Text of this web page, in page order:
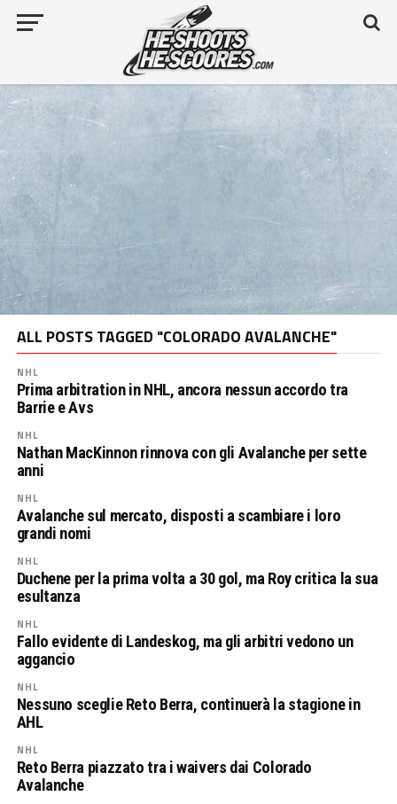
ALL POSTS TAGGED "COLORADO AVALANCHE"
NHL
Prima arbitration in NHL, ancora nessun accordo tra
Barrie e Avs
NHL
Nathan MacKinnon rinnova con gli Avalanche per sette
anni
NHL
Avalanche sul mercato, disposti a scambiare i loro
grandi nomi
NHL
Duchene per la prima volta a 30 gol, ma Roy critica la sua
esultanza
NHL
Fallo evidente di Landeskog, ma gli arbitri vedono un
aggancio
NHL
Nessuno sceglie Reto Berra, continuerà la stagione in
AHL
NHL
Reto Berra piazzato tra i waivers dai Colorado
Avalanche